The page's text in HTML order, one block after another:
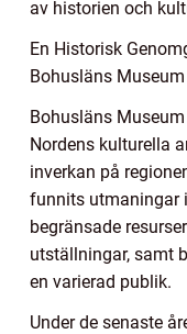
av historien och
En Historisk
Bohusläns Museum
Bohusläns
Nordens kulturella
inverkan på
funnits utmaningar
begränsade
utställningar, samt
en varierad publik.
Under de senaste